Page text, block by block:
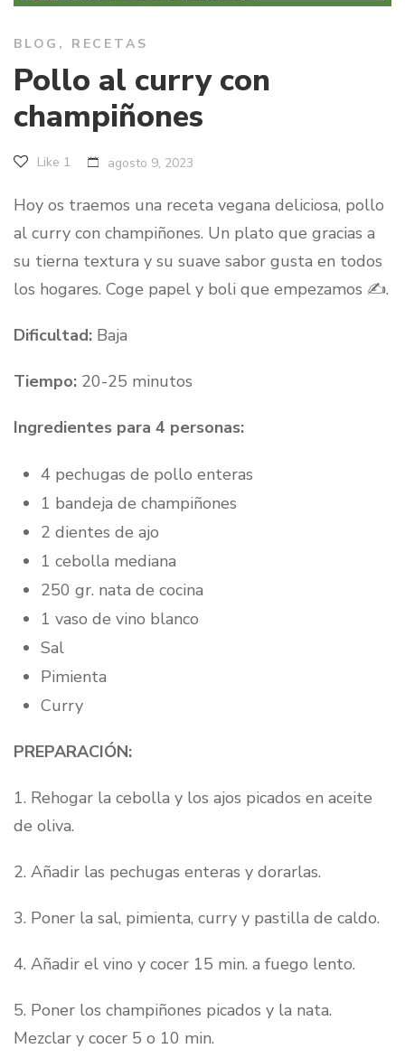
BLOG , RECETAS
Pollo al curry con
champiñones
Like 1 agosto 9, 2023
Hoy os traemos una receta vegana deliciosa, pollo
al curry con champiñones. Un plato que gracias a
su tierna textura y su suave sabor gusta en todos
los hogares. Coge papel y boli que empezamos ✍️.
Dificultad: Baja
Tiempo: 20-25 minutos
Ingredientes para 4 personas:
4 pechugas de pollo enteras
1 bandeja de champiñones
2 dientes de ajo
1 cebolla mediana
250 gr. nata de cocina
1 vaso de vino blanco
Sal
Pimienta
Curry
PREPARACIÓN:
1. Rehogar la cebolla y los ajos picados en aceite
de oliva.⁣
2. Añadir las pechugas enteras y dorarlas.⁣
3. Poner la sal, pimienta, curry y pastilla de caldo.⁣
4. Añadir el vino y cocer 15 min. a fuego lento.⁣
5. Poner los champiñones picados y la nata.
Mezclar y cocer 5 o 10 min. ⁣